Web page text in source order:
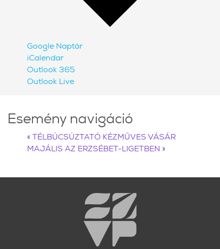
Google Naptár
iCalendar
Outlook 365
Outlook Live
Esemény navigáció
« TÉLBÚCSÚZTATÓ KÉZMŰVES VÁSÁR
MAJÁLIS AZ ERZSÉBET-LIGETBEN »